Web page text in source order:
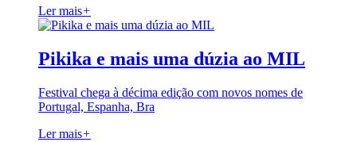
Ler mais+
Pikika e mais uma dúzia ao MIL
Festival chega à décima edição com novos nomes de
Portugal, Espanha, Bra
Ler mais+